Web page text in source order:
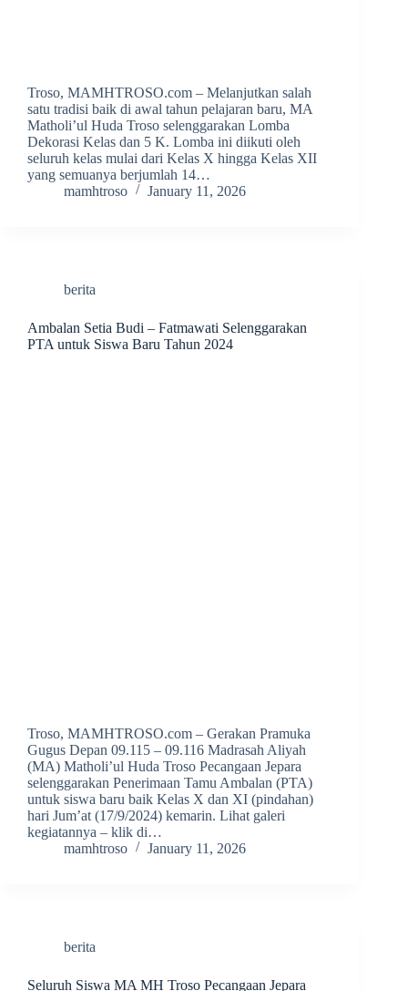
Troso, MAMHTROSO.com – Melanjutkan salah
satu tradisi baik di awal tahun pelajaran baru, MA
Matholi’ul Huda Troso selenggarakan Lomba
Dekorasi Kelas dan 5 K. Lomba ini diikuti oleh
seluruh kelas mulai dari Kelas X hingga Kelas XII
yang semuanya berjumlah 14…
mamhtroso
January 11, 2026
berita
Ambalan Setia Budi – Fatmawati Selenggarakan
PTA untuk Siswa Baru Tahun 2024
Troso, MAMHTROSO.com – Gerakan Pramuka
Gugus Depan 09.115 – 09.116 Madrasah Aliyah
(MA) Matholi’ul Huda Troso Pecangaan Jepara
selenggarakan Penerimaan Tamu Ambalan (PTA)
untuk siswa baru baik Kelas X dan XI (pindahan)
hari Jum’at (17/9/2024) kemarin. Lihat galeri
kegiatannya – klik di…
mamhtroso
January 11, 2026
berita
Seluruh Siswa MA MH Troso Pecangaan Jepara